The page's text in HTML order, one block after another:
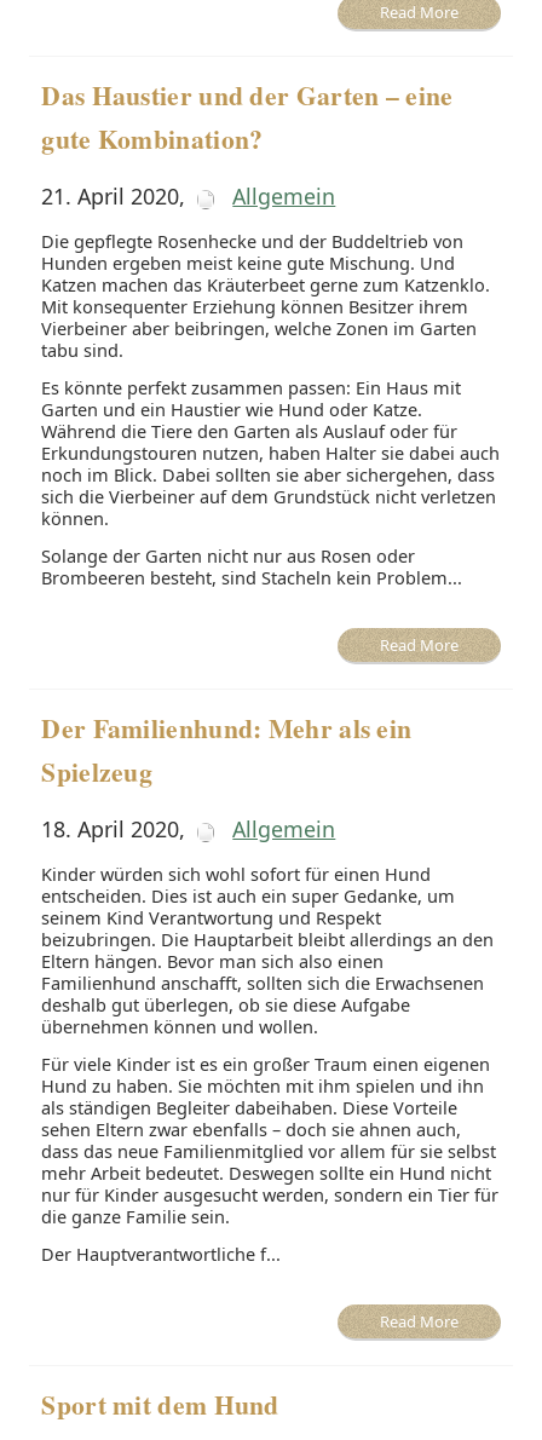
Read More
Das Haustier und der Garten – eine
gute Kombination?
21. April 2020, Allgemein
Die gepflegte Rosenhecke und der Buddeltrieb von
Hunden ergeben meist keine gute Mischung. Und
Katzen machen das Kräuterbeet gerne zum Katzenklo.
Mit konsequenter Erziehung können Besitzer ihrem
Vierbeiner aber beibringen, welche Zonen im Garten
tabu sind.
Es könnte perfekt zusammen passen: Ein Haus mit
Garten und ein Haustier wie Hund oder Katze.
Während die Tiere den Garten als Auslauf oder für
Erkundungstouren nutzen, haben Halter sie dabei auch
noch im Blick. Dabei sollten sie aber sichergehen, dass
sich die Vierbeiner auf dem Grundstück nicht verletzen
können.
Solange der Garten nicht nur aus Rosen oder
Brombeeren besteht, sind Stacheln kein Problem...
Read More
Der Familienhund: Mehr als ein
Spielzeug
18. April 2020, Allgemein
Kinder würden sich wohl sofort für einen Hund
entscheiden. Dies ist auch ein super Gedanke, um
seinem Kind Verantwortung und Respekt
beizubringen. Die Hauptarbeit bleibt allerdings an den
Eltern hängen. Bevor man sich also einen
Familienhund anschafft, sollten sich die Erwachsenen
deshalb gut überlegen, ob sie diese Aufgabe
übernehmen können und wollen.
Für viele Kinder ist es ein großer Traum einen eigenen
Hund zu haben. Sie möchten mit ihm spielen und ihn
als ständigen Begleiter dabeihaben. Diese Vorteile
sehen Eltern zwar ebenfalls – doch sie ahnen auch,
dass das neue Familienmitglied vor allem für sie selbst
mehr Arbeit bedeutet. Deswegen sollte ein Hund nicht
nur für Kinder ausgesucht werden, sondern ein Tier für
die ganze Familie sein.
Der Hauptverantwortliche f...
Read More
Sport mit dem Hund